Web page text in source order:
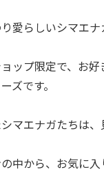
愛らしいシマエ
ップ限定で、お
ズです。
マエナガたちは
中から、お気に